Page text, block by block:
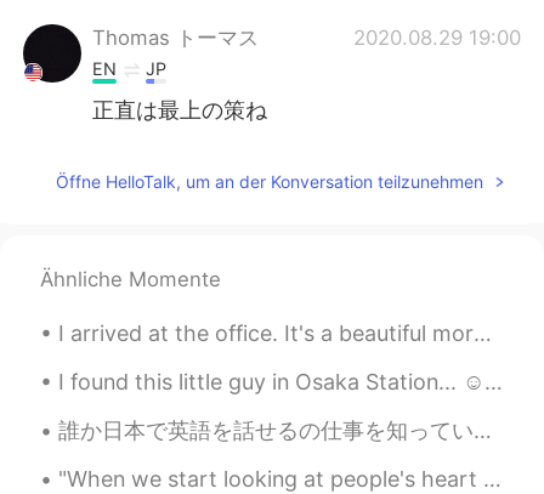
Português
Thomas トーマス 2020.08.29 19:00
EN JP
正直は最上の策ね
Öffne HelloTalk, um an der Konversation teilzunehmen
Ähnliche Momente
I arrived at the office. It's a beautiful morning here.💛💚 I took some pictures of the flowers, I'...
I found this little guy in Osaka Station... ☺️ While I was there I found so beautiful Murals 本当に日...
誰か日本で英語を話せるの仕事を知っている人はいますか？今就職活動中だけど、やっぱり外国人として英語を教える仕事しかないみたいですねぇ😅 卒業したら日本に住みたいので、誰か他の応募するべき仕事知っ...
"When we start looking at people's heart instead of their face, life becomes clear!" Anyone goin...